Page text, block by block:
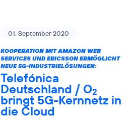
01. September 2020
KOOPERATION MIT AMAZON WEB
SERVICES UND ERICSSON ERMÖGLICHT
NEUE 5G-INDUSTRIELÖSUNGEN:
Telefónica
Deutschland / O2
bringt 5G-Kernnetz in
die Cloud